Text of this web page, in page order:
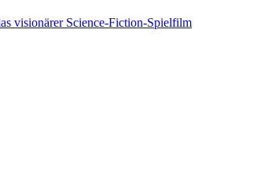
visionärer Science-Fiction-Spielfilm